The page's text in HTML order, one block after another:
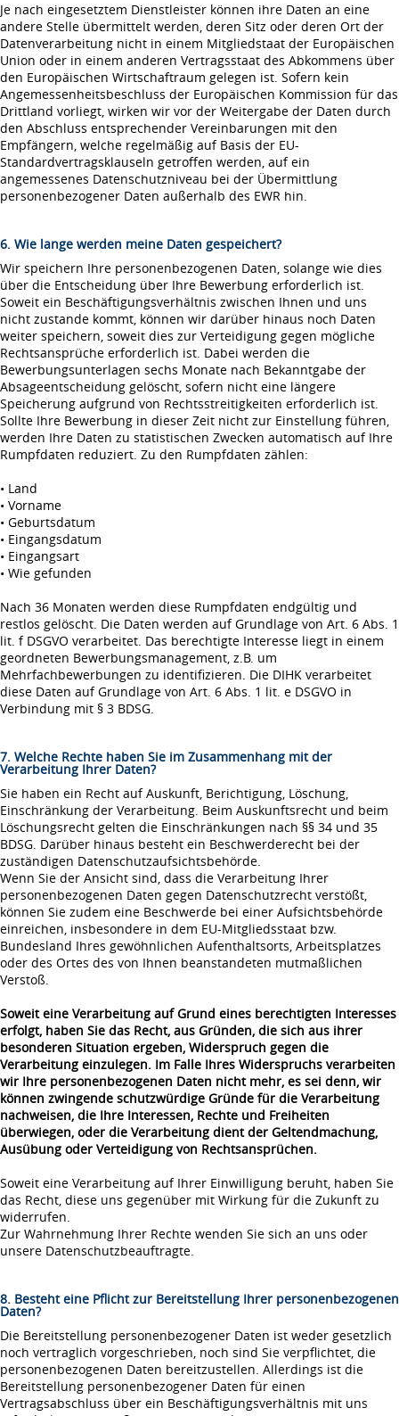
Je nach eingesetztem Dienstleister können ihre Daten an eine
andere Stelle übermittelt werden, deren Sitz oder deren Ort der
Datenverarbeitung nicht in einem Mitgliedstaat der Europäischen
Union oder in einem anderen Vertragsstaat des Abkommens über
den Europäischen Wirtschaftraum gelegen ist. Sofern kein
Angemessenheitsbeschluss der Europäischen Kommission für das
Drittland vorliegt, wirken wir vor der Weitergabe der Daten durch
den Abschluss entsprechender Vereinbarungen mit den
Empfängern, welche regelmäßig auf Basis der EU-
Standardvertragsklauseln getroffen werden, auf ein
angemessenes Datenschutzniveau bei der Übermittlung
personenbezogener Daten außerhalb des EWR hin.
6. Wie lange werden meine Daten gespeichert?
Wir speichern Ihre personenbezogenen Daten, solange wie dies
über die Entscheidung über Ihre Bewerbung erforderlich ist.
Soweit ein Beschäftigungsverhältnis zwischen Ihnen und uns
nicht zustande kommt, können wir darüber hinaus noch Daten
weiter speichern, soweit dies zur Verteidigung gegen mögliche
Rechtsansprüche erforderlich ist. Dabei werden die
Bewerbungsunterlagen sechs Monate nach Bekanntgabe der
Absageentscheidung gelöscht, sofern nicht eine längere
Speicherung aufgrund von Rechtsstreitigkeiten erforderlich ist.
Sollte Ihre Bewerbung in dieser Zeit nicht zur Einstellung führen,
werden Ihre Daten zu statistischen Zwecken automatisch auf Ihre
Rumpfdaten reduziert. Zu den Rumpfdaten zählen:
• Land
• Vorname
• Geburtsdatum
• Eingangsdatum
• Eingangsart
• Wie gefunden
Nach 36 Monaten werden diese Rumpfdaten endgültig und
restlos gelöscht. Die Daten werden auf Grundlage von Art. 6 Abs. 1
lit. f DSGVO verarbeitet. Das berechtigte Interesse liegt in einem
geordneten Bewerbungsmanagement, z.B. um
Mehrfachbewerbungen zu identifizieren. Die DIHK verarbeitet
diese Daten auf Grundlage von Art. 6 Abs. 1 lit. e DSGVO in
Verbindung mit § 3 BDSG.
7. Welche Rechte haben Sie im Zusammenhang mit der
Verarbeitung Ihrer Daten?
Sie haben ein Recht auf Auskunft, Berichtigung, Löschung,
Einschränkung der Verarbeitung. Beim Auskunftsrecht und beim
Löschungsrecht gelten die Einschränkungen nach §§ 34 und 35
BDSG. Darüber hinaus besteht ein Beschwerderecht bei der
zuständigen Datenschutzaufsichtsbehörde.
Wenn Sie der Ansicht sind, dass die Verarbeitung Ihrer
personenbezogenen Daten gegen Datenschutzrecht verstößt,
können Sie zudem eine Beschwerde bei einer Aufsichtsbehörde
einreichen, insbesondere in dem EU-Mitgliedsstaat bzw.
Bundesland Ihres gewöhnlichen Aufenthaltsorts, Arbeitsplatzes
oder des Ortes des von Ihnen beanstandeten mutmaßlichen
Verstoß.
Soweit eine Verarbeitung auf Grund eines berechtigten Interesses
erfolgt, haben Sie das Recht, aus Gründen, die sich aus ihrer
besonderen Situation ergeben, Widerspruch gegen die
Verarbeitung einzulegen. Im Falle Ihres Widerspruchs verarbeiten
wir Ihre personenbezogenen Daten nicht mehr, es sei denn, wir
können zwingende schutzwürdige Gründe für die Verarbeitung
nachweisen, die Ihre Interessen, Rechte und Freiheiten
überwiegen, oder die Verarbeitung dient der Geltendmachung,
Ausübung oder Verteidigung von Rechtsansprüchen.
Soweit eine Verarbeitung auf Ihrer Einwilligung beruht, haben Sie
das Recht, diese uns gegenüber mit Wirkung für die Zukunft zu
widerrufen.
Zur Wahrnehmung Ihrer Rechte wenden Sie sich an uns oder
unsere Datenschutzbeauftragte.
8. Besteht eine Pflicht zur Bereitstellung Ihrer personenbezogenen
Daten?
Die Bereitstellung personenbezogener Daten ist weder gesetzlich
noch vertraglich vorgeschrieben, noch sind Sie verpflichtet, die
personenbezogenen Daten bereitzustellen. Allerdings ist die
Bereitstellung personenbezogener Daten für einen
Vertragsabschluss über ein Beschäftigungsverhältnis mit uns